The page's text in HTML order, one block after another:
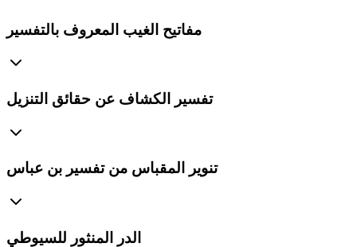
مفاتيح الغيب المعروف بالتفسير
تفسير الكشاف عن حقائق التنزيل
تنوير المقباس من تفسير بن عباس
الدر المنثور للسيوطي